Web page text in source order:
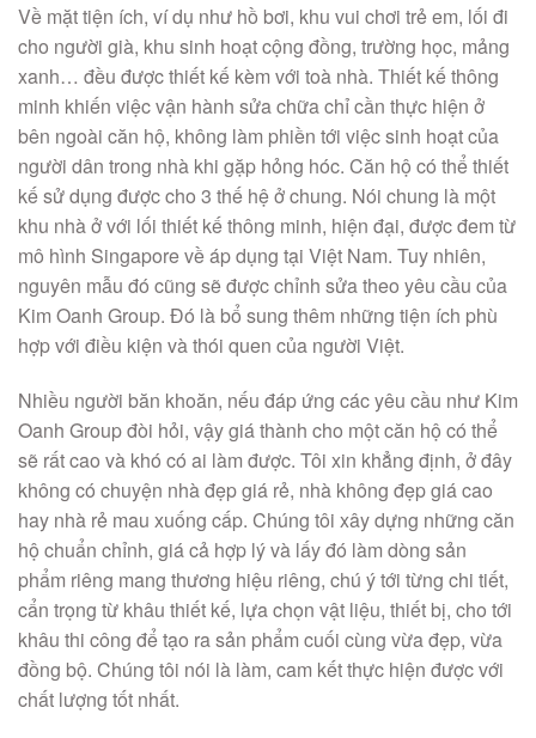
Về mặt tiện ích, ví dụ như hồ bơi, khu vui chơi trẻ em, lối đi
cho người già, khu sinh hoạt cộng đồng, trường học, mảng
xanh… đều được thiết kế kèm với toà nhà. Thiết kế thông
minh khiến việc vận hành sửa chữa chỉ cần thực hiện ở
bên ngoài căn hộ, không làm phiền tới việc sinh hoạt của
người dân trong nhà khi gặp hỏng hóc. Căn hộ có thể thiết
kế sử dụng được cho 3 thế hệ ở chung. Nói chung là một
khu nhà ở với lối thiết kế thông minh, hiện đại, được đem từ
mô hình Singapore về áp dụng tại Việt Nam. Tuy nhiên,
nguyên mẫu đó cũng sẽ được chỉnh sửa theo yêu cầu của
Kim Oanh Group. Đó là bổ sung thêm những tiện ích phù
hợp với điều kiện và thói quen của người Việt.
Nhiều người băn khoăn, nếu đáp ứng các yêu cầu như Kim
Oanh Group đòi hỏi, vậy giá thành cho một căn hộ có thể
sẽ rất cao và khó có ai làm được. Tôi xin khẳng định, ở đây
không có chuyện nhà đẹp giá rẻ, nhà không đẹp giá cao
hay nhà rẻ mau xuống cấp. Chúng tôi xây dựng những căn
hộ chuẩn chỉnh, giá cả hợp lý và lấy đó làm dòng sản
phẩm riêng mang thương hiệu riêng, chú ý tới từng chi tiết,
cẩn trọng từ khâu thiết kế, lựa chọn vật liệu, thiết bị, cho tới
khâu thi công để tạo ra sản phẩm cuối cùng vừa đẹp, vừa
đồng bộ. Chúng tôi nói là làm, cam kết thực hiện được với
chất lượng tốt nhất.